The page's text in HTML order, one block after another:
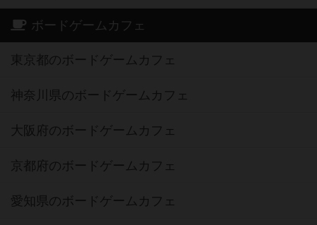
ボードゲームカフェ
東京都のボードゲームカフェ
神奈川県のボードゲームカフェ
大阪府のボードゲームカフェ
京都府のボードゲームカフェ
愛知県のボードゲームカフェ